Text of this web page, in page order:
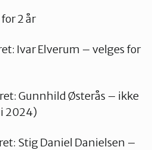
2 år
Ivar Elverum – velges for
Gunnhild Østerås – ikke
2024)
Stig Daniel Danielsen –